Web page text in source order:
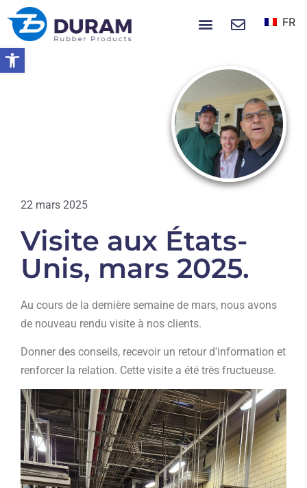
Ouvrir la barre d’outils
FR
Visite Aux États-Unis, Mars 2025.
22 mars 2025
Visite aux États-
Unis, mars 2025.
Au cours de la dernière semaine de mars, nous avons
de nouveau rendu visite à nos clients.
Donner des conseils, recevoir un retour d'information et
renforcer la relation. Cette visite a été très fructueuse.